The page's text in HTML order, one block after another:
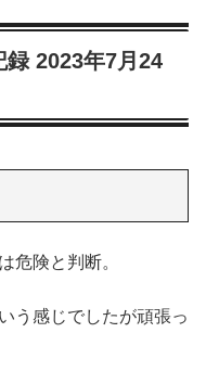
2023年7月24
危険と判断。
う感じでしたが頑張っ